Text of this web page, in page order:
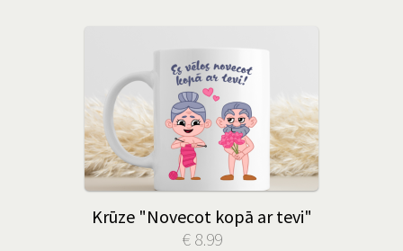
Krūze "Novecot kopā ar tevi"
€ 8.99